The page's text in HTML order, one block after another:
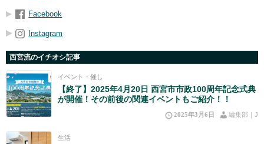
Facebook
Instagram
西宮流のイチオシ記事
イベント・催し
【終了】2025年4月20日 西宮市市政100周年記念式典
が開催！その前後の関連イベントもご紹介！！
2025年3月6日 編集部｜J
生活